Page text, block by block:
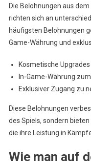
Die Belohnungen aus
richten sich an
häufigsten Belohnungen
Game-Währung und
Kosmetische
In-Game-Währung
Exklusiver Zugang zu
Diese Belohnungen
des Spiels, sondern
die ihre Leistung in
Wie man auf